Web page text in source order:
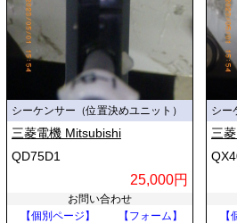
シーケンサー（位置決めユニット）
三菱電機 Mitsubishi
QD75D1
25,000円
お問い合わせ
【個別ページ】
【フォーム】
シー
三
【